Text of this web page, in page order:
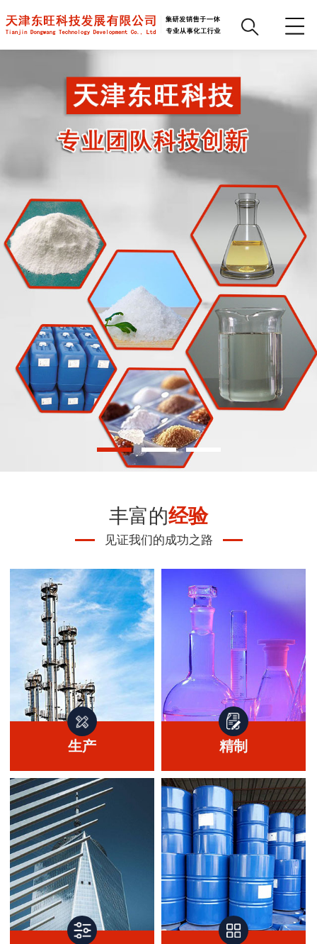
丰富的经验
见证我们的成功之路
生产
生产
精通多项产品生产工艺流
程。
精制
精制
在医药中间体萃取制剂，
锂盐及其延伸等多领域精
制。